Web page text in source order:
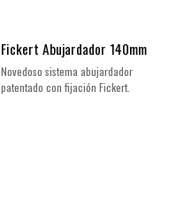
Fickert Abujardador 140mm
Novedoso sistema abujardador
patentado con fijación Fickert.